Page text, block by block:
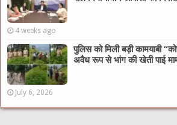
4 weeks ago
पुलिस को मिली बड़ी कामयाबी
अवैध रूप से भांग की खेती पाई
July 6, 2026